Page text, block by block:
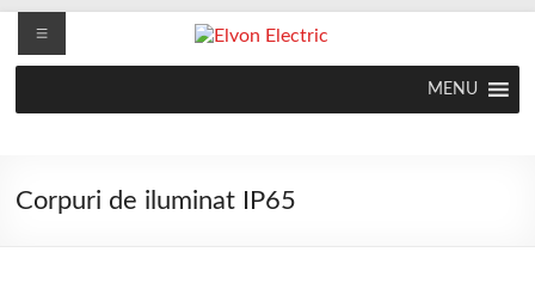
MENU
Corpuri de iluminat IP65